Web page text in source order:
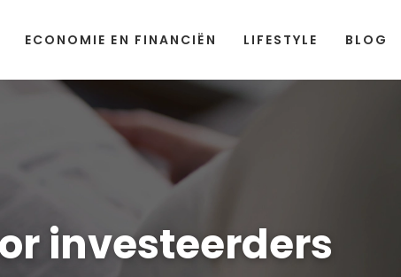
ECONOMIE EN FINANCIËN LIFESTYLE BLOG
investeerders